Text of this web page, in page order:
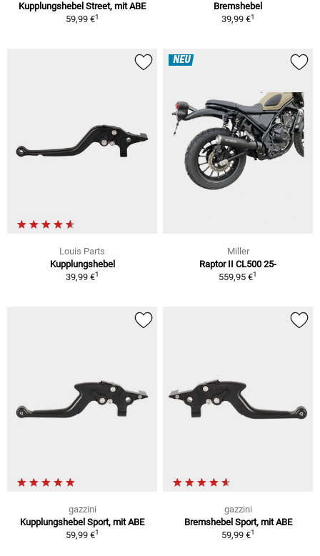
Kupplungshebel Street, mit ABE
59,99 €1
Bremshebel
39,99 €1
Louis Parts
Kupplungshebel
39,99 €1
NEU
Miller
Raptor II CL500 25-
559,95 €1
gazzini
Kupplungshebel Sport, mit ABE
59,99 €1
gazzini
Bremshebel Sport, mit ABE
59,99 €1